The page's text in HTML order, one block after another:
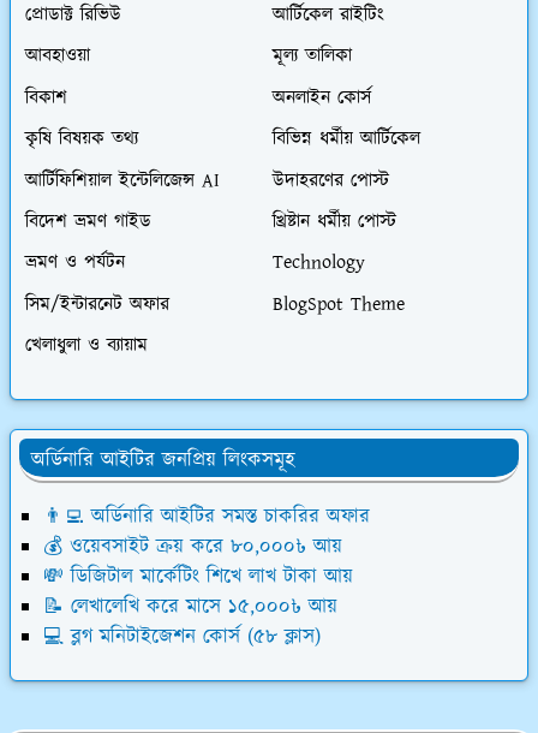
প্রোডাক্ট রিভিউ
আর্টিকেল রাইটিং
আবহাওয়া
মূল্য তালিকা
বিকাশ
অনলাইন কোর্স
কৃষি বিষয়ক তথ্য
বিভিন্ন ধর্মীয় আর্টিকেল
আর্টিফিশিয়াল ইন্টেলিজেন্স AI
উদাহরণের পোস্ট
বিদেশ ভ্রমণ গাইড
খ্রিষ্টান ধর্মীয় পোস্ট
ভ্রমণ ও পর্যটন
Technology
সিম/ইন্টারনেট অফার
BlogSpot Theme
খেলাধুলা ও ব্যায়াম
অর্ডিনারি আইটির জনপ্রিয় লিংকসমূহ
👨‍💻 অর্ডিনারি আইটির সমস্ত চাকরির অফার
💰 ওয়েবসাইট ক্রয় করে ৮০,০০০৳ আয়
💸 ডিজিটাল মার্কেটিং শিখে লাখ টাকা আয়
📝 লেখালেখি করে মাসে ১৫,০০০৳ আয়
💻 ব্লগ মনিটাইজেশন কোর্স (৫৮ ক্লাস)